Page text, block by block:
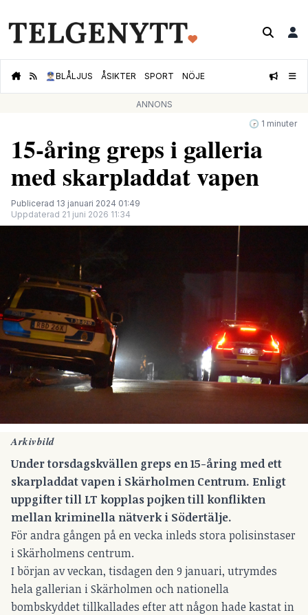
👮🏻‍♂️BLÅLJUS ÅSIKTER SPORT NÖJE
ANNONS
🕝 1 minuter
15-åring greps i galleria
med skarpladdat vapen
Publicerad 13 januari 2024 01:49
Uppdaterad 21 juni 2026 11:34
Arkivbild
Under torsdagskvällen greps en 15-åring med ett
skarpladdat vapen i Skärholmen Centrum. Enligt
uppgifter till LT kopplas pojken till konflikten
mellan kriminella nätverk i Södertälje.
För andra gången på en vecka inleds stora polisinstaser
i Skärholmens centrum.
I början av veckan, tisdagen den 9 januari, utrymdes
hela gallerian i Skärholmen och nationella
bombskyddet tillkallades efter att någon hade kastat in